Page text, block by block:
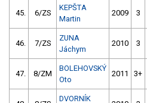
45. 6/ZS
KEPŠTA
Martin
2009 3
46. 7/ZS
ZUNA
Jáchym
2010 3
47. 8/ZM
BOLEHOVSKÝ
Oto
2011 3+
DVORNÍK